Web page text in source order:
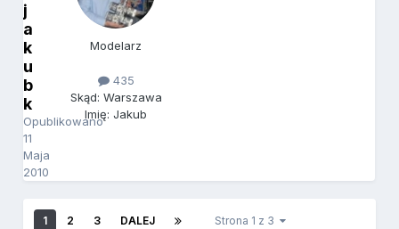
j
a
k
u
b
k
Opublikowano
11
Maja
2010
Modelarz
435
Skąd: Warszawa
Imię: Jakub
1 2 3 DALEJ Strona 1 z 3